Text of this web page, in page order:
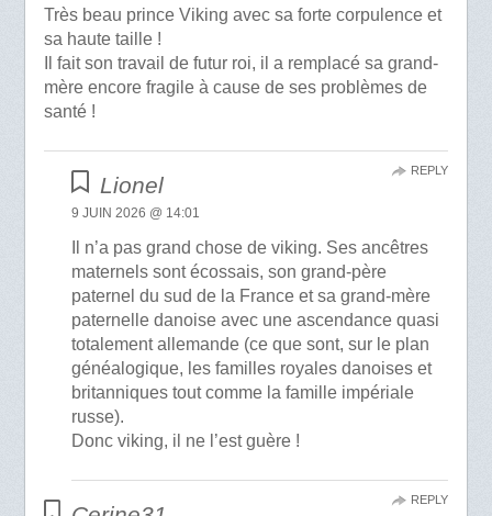
Très beau prince Viking avec sa forte corpulence et
sa haute taille !
Il fait son travail de futur roi, il a remplacé sa grand-
mère encore fragile à cause de ses problèmes de
santé !
Lionel
9 JUIN 2026 @ 14:01
Il n’a pas grand chose de viking. Ses ancêtres
maternels sont écossais, son grand-père
paternel du sud de la France et sa grand-mère
paternelle danoise avec une ascendance quasi
totalement allemande (ce que sont, sur le plan
généalogique, les familles royales danoises et
britanniques tout comme la famille impériale
russe).
Donc viking, il ne l’est guère !
REPLY
REPLY